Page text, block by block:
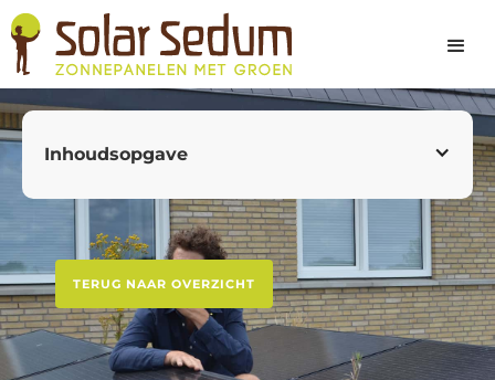
TERUG NAAR OVERZICHT
Inhoudsopgave
Platte daken & schuine daken
Is mijn dak sterk genoeg voor een groen dak
met zonnepanelen?
Laat uw constructie controleren